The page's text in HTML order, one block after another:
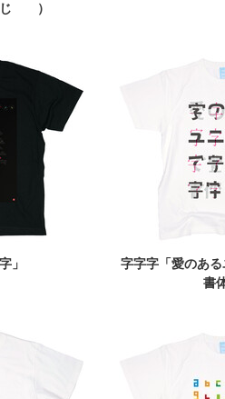
）
」
字字字「愛のあ
書